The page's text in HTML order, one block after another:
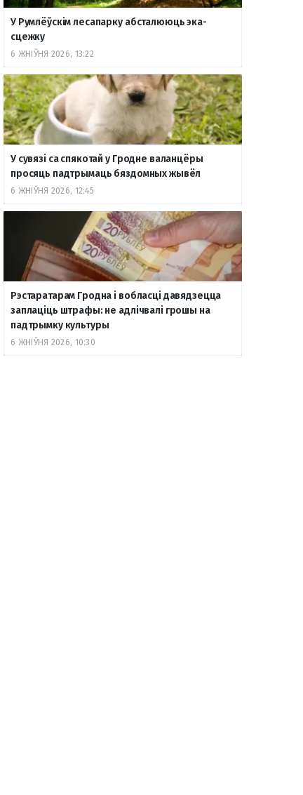
У Румлёўскім лесапарку абсталююць эка-
сцежку
6 ЖНІЎНЯ 2026, 13:22
У сувязі са спякотай у Гродне валанцёры
просяць падтрымаць бяздомных жывёл
6 ЖНІЎНЯ 2026, 12:45
Рэстаратарам Гродна і вобласці давядзецца
заплаціць штрафы: не адлічвалі грошы на
падтрымку культуры
6 ЖНІЎНЯ 2026, 10:30